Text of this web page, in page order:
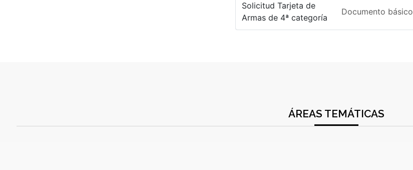
Solicitud Tarjeta de
Armas de 4ª categoría
Documento básico
ÁREAS TEMÁTICAS